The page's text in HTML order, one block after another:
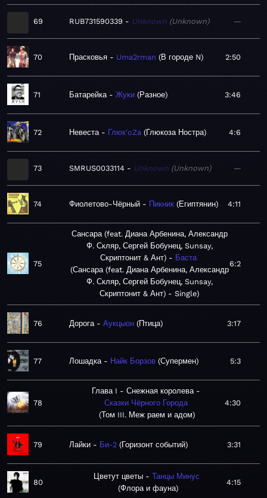
69 RUB731590339 Unknown Unknown —
70 Прасковья Uma2rman В городе N 2:50
71 Батарейка Жуки Разное 3:46
72 Невеста Глюк'oZa Глюкоза Ностра 4:6
73 SMRUS0033114 Unknown Unknown —
74 Фиолетово-Чёрный Пикник Египтянин 4:11
75
Сансара (feat. Диана Арбенина, Александр
Ф. Скляр, Сергей Бобунец, Sunsay,
Скриптонит & Ант)
Баста
Сансара (feat. Диана Арбенина, Александр
Ф. Скляр, Сергей Бобунец, Sunsay,
Скриптонит & Ант) - Single
6:2
76 Дорога Аукцыон Птица 3:17
77 Лошадка Найк Борзов Супермен 5:3
78
Глава I - Снежная королева
Сказки Чёрного Города
Том III. Меж раем и адом
4:30
79 Лайки Би-2 Горизонт событий 3:31
80
Цветут цветы
Танцы Минус
Флора и фауна
4:15